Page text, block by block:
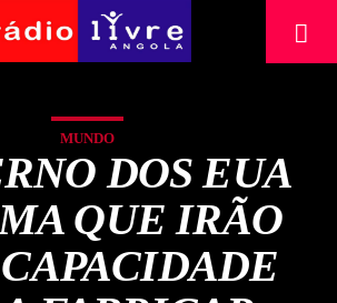
MUNDO
DOS EUA
QUE IRÃO